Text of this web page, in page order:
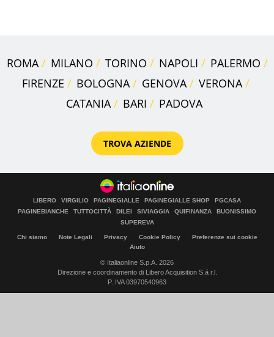
ROMA MILANO TORINO NAPOLI
PALERMO
FIRENZE
BOLOGNA GENOVA
VERONA
CATANIA
BARI PADOVA
TROVA AZIENDE
LIBERO VIRGILIO PAGINEGIALLE PAGINEGIALLE SHOP
PGCASA
PAGINEBIANCHE
TUTTOCITTÀ DILEI SIVIAGGIA QUIFINANZA
BUONISSIMO
SUPEREVA
Chi siamo Note Legali Privacy Cookie Policy
Preferenze sui cookie
Aiuto
© Italiaonline S.p.A. 2026
Direzione e coordinamento di Libero Acquisition S.á r.l.
P. IVA 03970540963